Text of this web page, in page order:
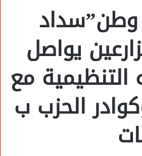
يواصل
التنظيمية مع
الحزب ب